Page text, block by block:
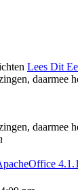
Lees Dit
daarmee
daarmee